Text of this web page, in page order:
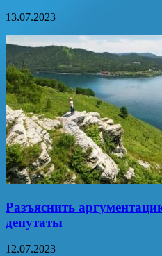
13.07.2023
Разъяснить
депутаты
12.07.2023